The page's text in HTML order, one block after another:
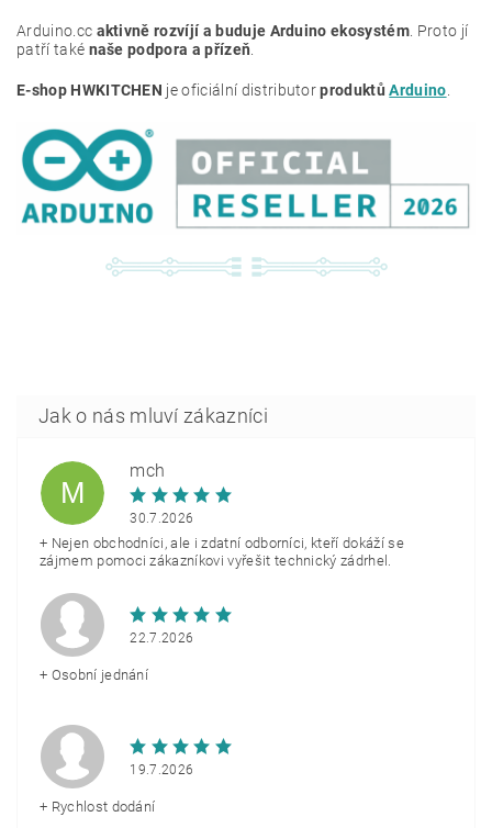
Arduino.cc aktivně rozvíjí a buduje Arduino ekosystém. Proto jí
patří také naše podpora a přízeň
E-shop HWKITCHEN je oficiální distributorproduktůArduino
M
mch
30.7.2026
+ Nejen obchodníci, ale i zdatní odborníci, kteří dokáží se
zájmem pomoci zákazníkovi vyřešit technický zádrhel.
22.7.2026
+ Osobní jednání
19.7.2026
+ Rychlost dodání